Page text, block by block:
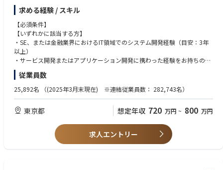
新規ビジネス創出をリードすることを期待する。
【職務詳細】
・デジタル通貨・デジタル決済に関する新規ソリューション・サービスの
要件定義、業務設計、アプリケーション開発を担当する。先端技術（ブロ
ックチェーン、Web3、クラウド等）と既存技術を組み合わせたサービス
開発の実務経験を積む。
いて、業務要件の整理からアプリケーション設計・開発までを推進する。
・将来的には、市場動向の分析やビジネスシードの発掘を通じて、競争力
のあるサービスの創出や提案活動にも携わることを期待する。また、プロ
ジェクトチームや組織を牽引するマネージャーとして、事業拡大に貢献す
ることを目指す。
【ポジションの魅力・やりがい・キャリアパス】
・デジタル通貨・デジタル決済という、金融業界の最先端領域でサービス
求める経験 / スキル
【必須条件】
【いずれかに該当する方】
・SE、または金融業界におけるIT領域でのシステム開発経験（目安：3年
以上）
・サービス開発またはアプリケーション開発に携わった経験をお持ちの方
・デジタル決済・デジタル通貨、または先端技術（ブロックチェーン、We
b3等）に関心をお持ちの方
【歓迎条件】
・クラウド開発、OSS開発、API基盤開発などの経験、およびこれらに関
する資格保有
・銀行業務・資金移動業者におけるシステム構築の経験
・銀行業務・資金移動業者に対するコンサルティング経験（IT領域）
従業員数
25,892名 （(2025年3月末現在) ※連結従業員数： 282,743名）
東京都 想定年収 720 万円 ~ 800 万円
求人エントリー